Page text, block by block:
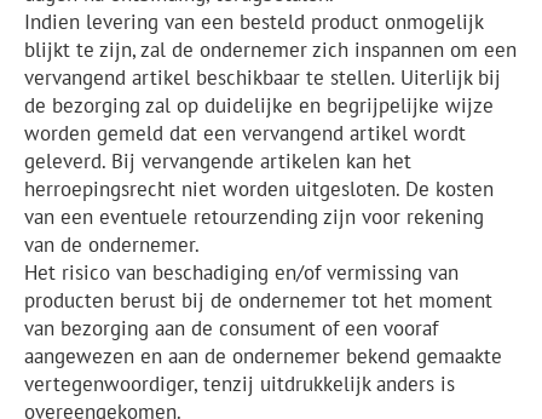
Indien levering van een besteld product onmogelijk
blijkt te zijn, zal de ondernemer zich inspannen om een
vervangend artikel beschikbaar te stellen. Uiterlijk bij
de bezorging zal op duidelijke en begrijpelijke wijze
worden gemeld dat een vervangend artikel wordt
geleverd. Bij vervangende artikelen kan het
herroepingsrecht niet worden uitgesloten. De kosten
van een eventuele retourzending zijn voor rekening
van de ondernemer.
Het risico van beschadiging en/of vermissing van
producten berust bij de ondernemer tot het moment
van bezorging aan de consument of een vooraf
aangewezen en aan de ondernemer bekend gemaakte
vertegenwoordiger, tenzij uitdrukkelijk anders is
overeengekomen.